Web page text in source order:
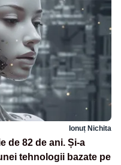
Ionuț Nichita
de 82 de ani. Și-a
tehnologii bazate pe